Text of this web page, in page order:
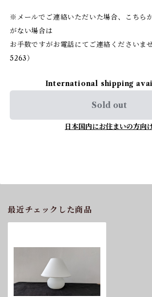
※メールでご連絡いただいた場合、こちら
がない場合は
お手数ですがお電話にてご連絡くださいま
5263）
International shipping
Sold out
日本国内にお住まいの方向
最近チェックした商品